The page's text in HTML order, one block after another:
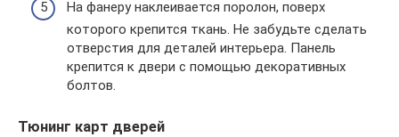
На фанеру наклеивается поролон, поверх
которого крепится ткань. Не забудьте сделать
отверстия для деталей интерьера. Панель
крепится к двери с помощью декоративных
болтов.
Тюнинг карт дверей